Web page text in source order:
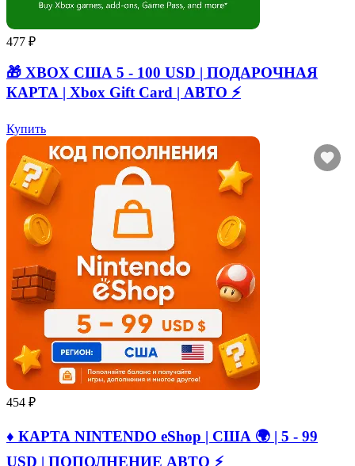
477 ₽
🎁 XBOX США 5 - 100 USD | ПОДАРОЧНАЯ
КАРТА | Xbox Gift Card | АВТО ⚡
Купить
454 ₽
♦️ КАРТА NINTENDO eShop | США 🌍 | 5 - 99
USD | ПОПОЛНЕНИЕ АВТО ⚡